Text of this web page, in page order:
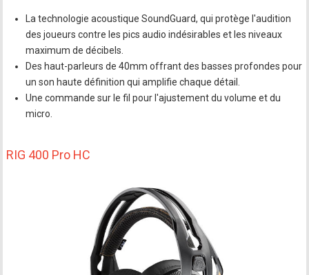
La technologie acoustique SoundGuard, qui protège l'audition
des joueurs contre les pics audio indésirables et les niveaux
maximum de décibels.
Des haut-parleurs de 40mm offrant des basses profondes pour
un son haute définition qui amplifie chaque détail.
Une commande sur le fil pour l'ajustement du volume et du
micro.
RIG 400 Pro HC